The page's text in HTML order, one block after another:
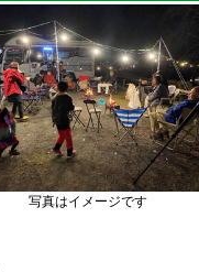
写真はイメージです